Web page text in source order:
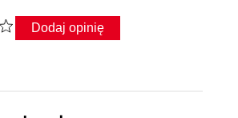
Dodaj opinię